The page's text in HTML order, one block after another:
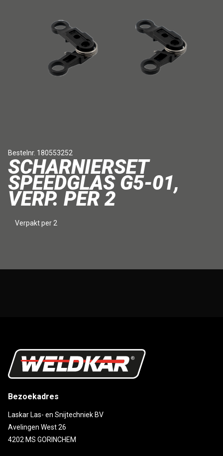
Bestelnr. 180553252
SCHARNIERSET
SPEEDGLAS G5-01,
VERP. PER 2
Verpakt per 2
Bezoekadres
Laskar Las- en Snijtechniek BV
Avelingen West 26
4202 MS GORINCHEM